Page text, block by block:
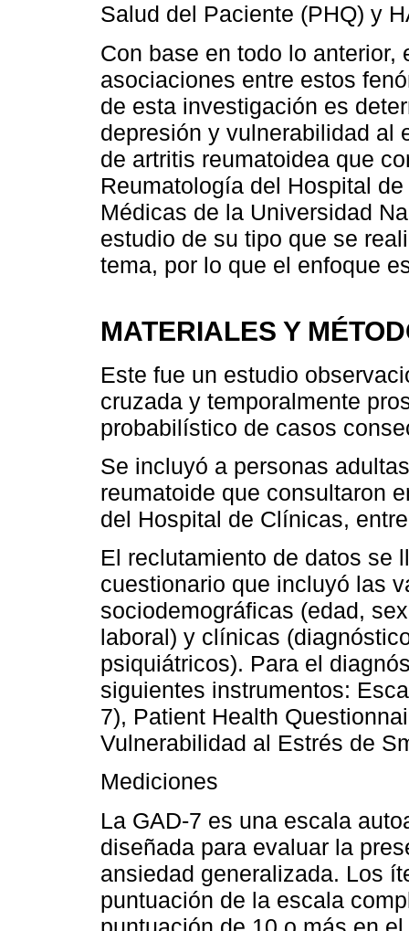
Salud del Paciente (PHQ) y
Con base en todo lo
asociaciones entre estos
de esta investigación es
depresión y vulnerabilidad al
de artritis reumatoidea que
Reumatología del Hospital
Médicas de la Universidad
estudio de su tipo que se
tema, por lo que el enfoque
MATERIALES Y
Este fue un estudio
cruzada y temporalmente
probabilístico de casos
Se incluyó a personas
reumatoide que consultaron
del Hospital de Clínicas,
El reclutamiento de datos se
cuestionario que incluyó las
sociodemográficas (edad,
laboral) y clínicas
psiquiátricos). Para el
siguientes instrumentos:
7), Patient Health
Vulnerabilidad al Estrés de
Mediciones
La GAD-7 es una escala
diseñada para evaluar la
ansiedad generalizada. Los
puntuación de la escala